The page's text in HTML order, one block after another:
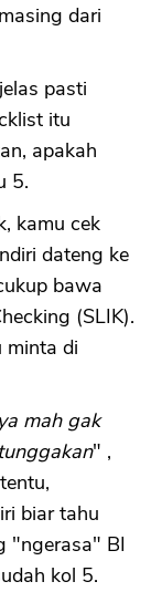
dari
pasti
itu
apakah
5.
kamu cek
dateng ke
bawa
(SLIK).
minta di
mah gak
" ,
biar tahu
"ngerasa" BI
kol 5.